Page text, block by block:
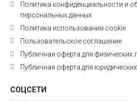
Политика конфиденциальности и
персональных данных
Политика использования cookie
Пользовательское соглашение
Публичная оферта для физических
Публичная оферта для
СОЦСЕТИ